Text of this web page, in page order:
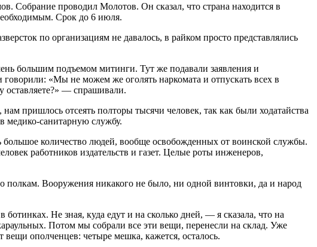
Собрание проводил Молотов. Он сказал, что страна находится в
Срок до 6 июля.
по организациям не давалось, в райком просто представлялись
большим подъемом митинги. Тут же подавали заявления и
«Мы не можем же оголять наркомата и отпускать всех в
оставляете?» — спрашивали.
пришлось отсеять полторы тысячи человек, так как были ходатайства
медико-санитарную службу.
количество людей, вообще освобожденных от воинской службы.
работников издательств и газет. Целые роты инженеров,
полкам. Вооружения никакого не было, ни одной винтовки, да и народ
Не зная, куда едут и на сколько дней, — я сказала, что на
Потом мы собрали все эти вещи, перенесли на склад. Уже
ополченцев: четыре мешка, кажется, осталось.